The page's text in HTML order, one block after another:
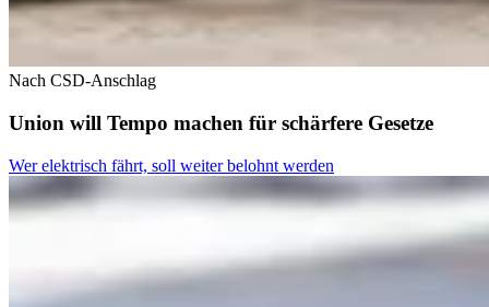
Nach CSD-Anschlag
Union will Tempo machen für schärfere Gesetze
Wer elektrisch fährt, soll weiter belohnt werden